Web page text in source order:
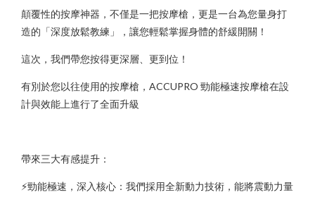
顛覆性的按摩神器，不僅是一把按摩槍，更是一台為您量身打
造的「深度放鬆教練」，讓您輕鬆掌握身體的舒緩開關！
這次，我們帶您按得更深層、更到位！
有別於您以往使用的按摩槍，ACCUPRO 勁能極速按摩槍在設
計與效能上進行了全面升級
帶來三大有感提升：
⚡️勁能極速，深入核心：我們採用全新動力技術，能將震動力量